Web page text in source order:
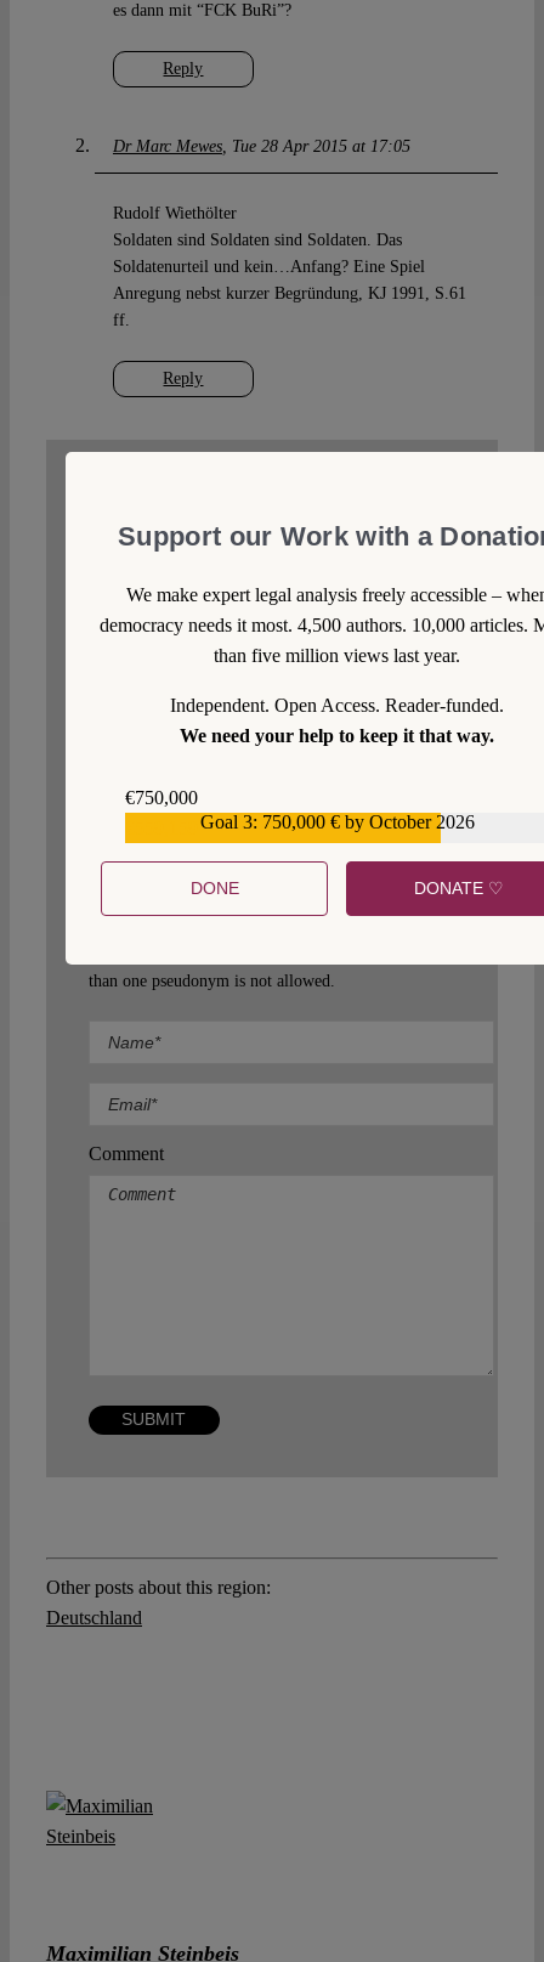
Reply
es dann mit “FCK BuRi”?
Dr Marc Mewes Tue 28 Apr 2015 at 17:05
Reply
Rudolf Wiethölter
Soldaten sind Soldaten sind Soldaten. Das
Soldatenurteil und kein…Anfang? Eine Spiel
Anregung nebst kurzer Begründung, KJ 1991, S.61
ff.
1. We welcome your comments but you do so as our
rights to make sure that Verfassungsblog remains a
safe and attractive place for everyone. Your comment
will not appear immediately but will be moderated
means not all submitted comments will be published.
topic and free of sarcasm, innuendo and ad personam
arguments.
3. Racist, sexist and otherwise discriminatory
comments will not be published.
than one pseudonym is not allowed.
Comment
Other posts about this region:
Deutschland
Maximilian Steinbeis
Support our Work with a
We make expert legal analysis freely accessible –
democracy needs it most. 4,500 authors. 10,000 articles.
than five million views last year.
Independent. Open Access. Reader-funded.
We need your help to keep it that way.
€750,000
Goal 3: 750,000 € by October 2026
DONE DONATE ♡